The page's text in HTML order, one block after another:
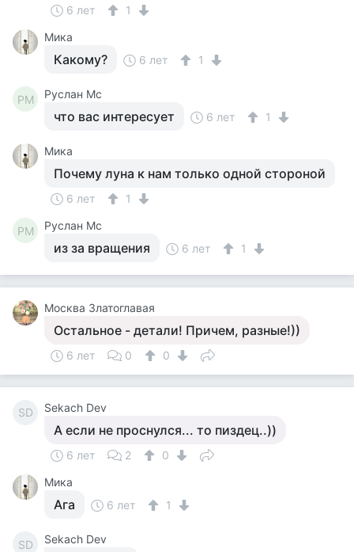
6 лет
1
Мика
Какому? 6 лет 1
РМ Руслан Мс
что вас интересует 6 лет 1
Мика
Почему луна к нам только одной стороной
6 лет 1
РМ Руслан Мс
из за вращения 6 лет 1
Москва Златоглавая
Остальное - детали! Причем, разные!))
6 лет 0 0
SD Sekach Dev
А если не проснулся... то пиздец..))
6 лет 2
0
Мика
Ага 6 лет 1
SD Sekach Dev